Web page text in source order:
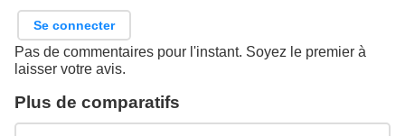
Se connecter
Pas de commentaires pour l'instant. Soyez le premier à
laisser votre avis.
Plus de comparatifs